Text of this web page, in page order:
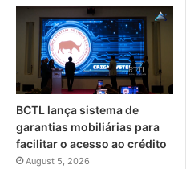
BCTL lança sistema de
garantias mobiliárias para
facilitar o acesso ao crédito
August 5, 2026